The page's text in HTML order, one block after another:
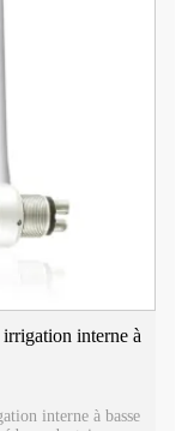
irrigation interne à
interne à basse